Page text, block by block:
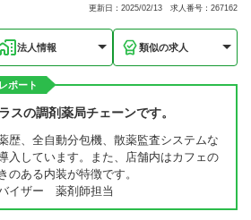
更新日：2025/02/13 求人番号：267162
法人情報 類似の求人
ポート
スの調剤薬局チェーンです。
歴、全自動分包機、散薬監査システムな
入しています。また、店舗内はカフェの
のある内装が特徴です。
イザー 薬剤師担当